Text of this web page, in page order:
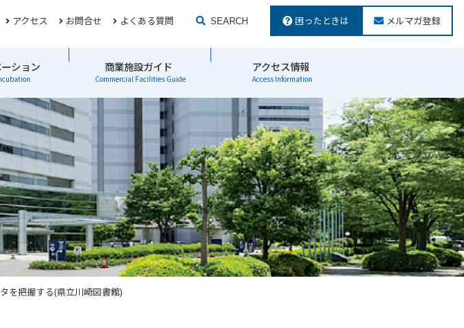
アクセス お問合せ よくある質問 SEARCH 困ったときは メルマガ登録
ション 商業施設ガイド
Commercial Facilities Guide
アクセス情報
Access Information
を把握する(県立川崎図書館)